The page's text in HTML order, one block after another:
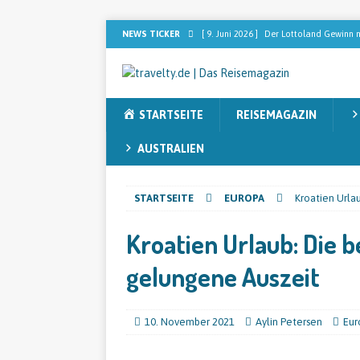
NEWS TICKER [ 9. Juni 2026 ] Der Lottoland Gewinn
[ 2. Februar 2026 ] [ANZEIGE]
nach dem perfekten Blend sucht
[ 12. November 2025 ] Australien
STARTSEITE REISEMAGAZIN
AUSTRALIEN
STARTSEITE EUROPA Kroatien
Kroatien Urlaub: Die
gelungene Auszeit
10. November 2021 Aylin Petersen